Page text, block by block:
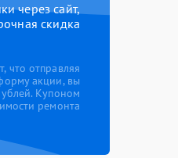
через сайт,
скидка
что отправляя
акции, вы
Купоном
ремонта